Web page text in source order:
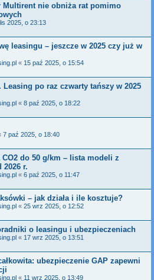
Multirent nie obniża rat pomimo
2025, o 23:13
leasingu – jeszcze w 2025 czy już w
« 15 paź 2025, o 15:54
po raz czwarty tańszy w 2025
« 8 paź 2025, o 18:22
7 paź 2025, o 18:40
do 50 g/km – lista modeli z
2026 r.
« 6 paź 2025, o 11:47
– jak działa i ile kosztuje?
« 25 wrz 2025, o 12:52
o leasingu i ubezpieczeniach
« 17 wrz 2025, o 13:51
ubezpieczenie GAP zapewni
« 11 wrz 2025, o 13:49